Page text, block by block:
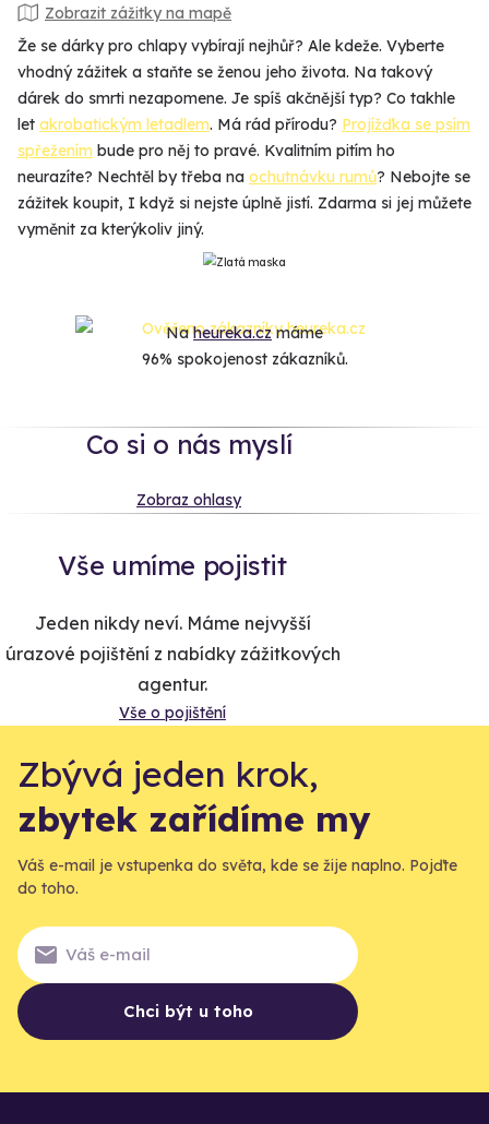
Zobrazit zážitky na mapě
Že se dárky pro chlapy vybírají nejhůř? Ale kdeže. Vyberte
vhodný zážitek a staňte se ženou jeho života. Na takový
dárek do smrti nezapomene. Je spíš akčnější typ? Co takhle
let akrobatickým letadlem. Má rád přírodu? Projížďka se psím
spřežením bude pro něj to pravé. Kvalitním pitím ho
neurazíte? Nechtěl by třeba na ochutnávku rumů? Nebojte se
zážitek koupit, I když si nejste úplně jistí. Zdarma si jej můžete
vyměnit za kterýkoliv jiný.
Naheureka.czmáme
96% spokojenost zákazníků.
Co si o nás myslí
Zobraz ohlasy
Vše umíme pojistit
Jeden nikdy neví. Máme nejvyšší
úrazové pojištění z nabídky zážitkových
agentur.
Vše o pojištění
Zbývá jeden krok,
zbytek zařídíme my
Váš e-mail je vstupenka do světa, kde se žije naplno. Pojďte
do toho.
Chci být u toho